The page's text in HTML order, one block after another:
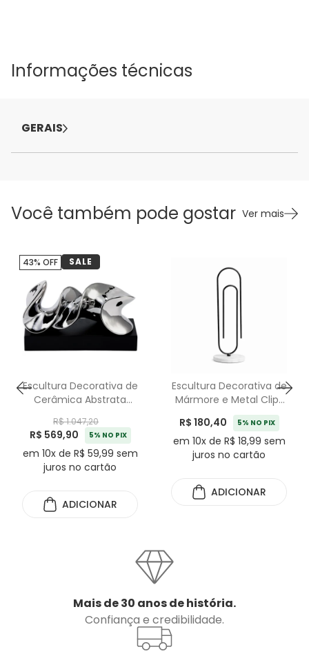
Informações técnicas
GERAIS
Você também pode gostar Ver mais
Escultura Decorativa de
Cerâmica Abstrata
R$ 1.047,20
R$ 569,90 5% NO PIX
em 10x de R$ 59,99 sem
juros no cartão
43% OFF SALE
ADICIONAR
Escultura Decorativa de
Mármore e Metal Clips
Preto - 38cm
R$ 180,40 5% NO PIX
em 10x de R$ 18,99 sem
juros no cartão
ADICIONAR
Mais de 30 anos de história.
Confiança e credibilidade.